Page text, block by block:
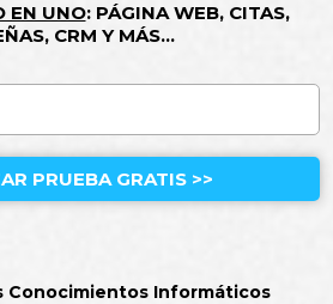
EN UNO: PÁGINA WEB, CITAS,
CRM Y MÁS...
PRUEBA GRATIS >>
Conocimientos Informáticos